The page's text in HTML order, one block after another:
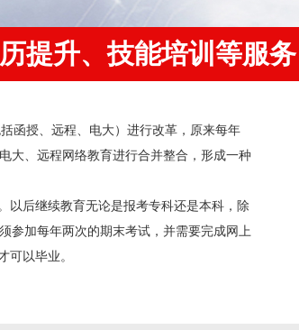
提升、技能培训等服务
函授、远程、电大）进行改革，原来每年
大、远程网络教育进行合并整合，形成一种
后继续教育无论是报考专科还是本科，除
参加每年两次的期末考试，并需要完成网上
可以毕业。